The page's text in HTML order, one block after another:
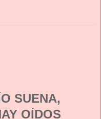
SUENA,
OÍDOS